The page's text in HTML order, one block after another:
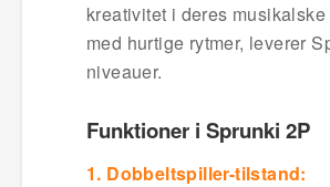
kreativitet i deres
med hurtige rytmer, leverer
niveauer.
Funktioner i Sprunki 2P
1. Dobbeltspiller-tilstand: